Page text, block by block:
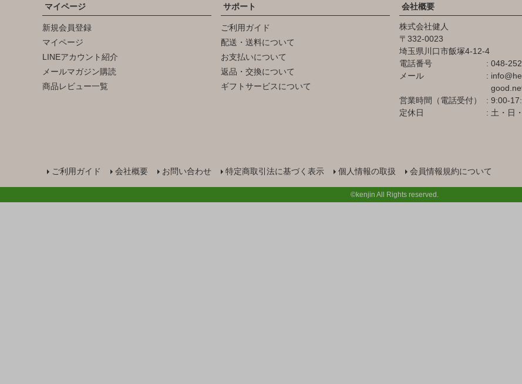
マイページ
新規会員登録
マイページ
LINEアカウント紹介
メールマガジン購読
商品レビュー一覧
サポート
ご利用ガイド
配送・送料について
お支払いについて
返品・交換について
ギフトサービスについて
会社概要
株式会社健人
332-0023
埼玉県川口市飯塚4-12-4
電話番号
048-
メール
営業時間（電話受付）
9:00-
定休日
土・日
ご利用ガイド 会社概要 お問い合わせ 特定商取引法に基づく表示 個人情報の取扱 会員情報規約について
©kenjin All Rights reserved.